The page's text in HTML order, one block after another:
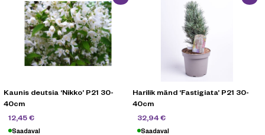
%
Kaunis deutsia ‘Nikko’ P21 30-
40cm
12,45€
Saadaval
%
Harilik mänd ‘Fastigiata’ P21 30-
40cm
32,94€
Saadaval